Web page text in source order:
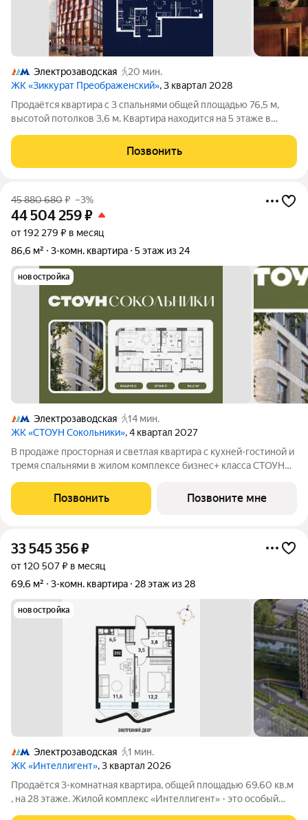
Электрозаводская
20 мин.
ЖК «Зиккурат Преображенский», 3 квартал 2028
Продаётся квартира с 3 спальнями общей площадью 76,5 м,
высотой потолков 3,6 м. Квартира находится на 5 этаже в
«Зиккурат Преображенский» расположен в тихом зелёном
районе, где сохранилась
Позвонить
45 880 680₽ –3%
44 504 259₽
от 192 279 ₽ в месяц
86,6 м²
3-комн. квартира 5 этаж из 24
новостройка
Электрозаводская
14 мин.
ЖК «СТОУН Сокольники», 4 квартал 2027
В продаже просторная и светлая квартира с кухней-гостиной и
тремя спальнями в жилом комплексе бизнес+ класса СТОУН
личное пространство будет как у детей, так и у родителей.
Проект расположен рядом с
Позвонить Позвоните мне
33 545 356₽
от 120 507 ₽ в месяц
69,6 м²
3-комн. квартира 28 этаж из 28
новостройка
Электрозаводская
1 мин.
ЖК «Интеллигент», 3 квартал 2026
Продаётся 3-комнатная квартира, общей площадью 69.60 кв.м
, на 28 этаже. Жилой комплекс «Интеллигент» - это особый